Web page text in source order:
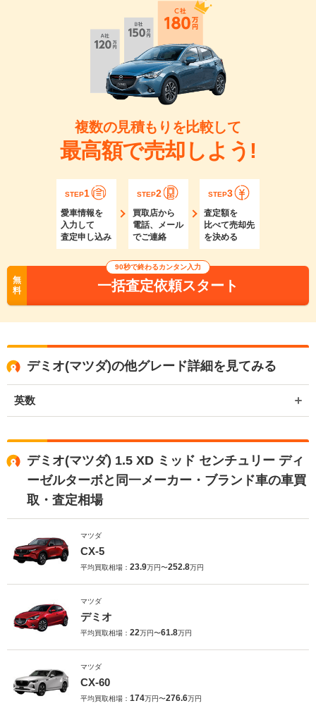
複数の見積もりを比較して
最高額で売却しよう!
STEP1
愛車情報を
入力して
査定申し込み
STEP2
買取店から
電話、メール
でご連絡
STEP3
査定額を
比べて売却先
を決める
無
料
90秒で終わるカンタン入力
一括査定依頼スタート
デミオ(マツダ)の他グレード詳細を見てみる
英数
デミオ(マツダ) 1.5 XD ミッド センチュリー ディ
ーゼルターボと同一メーカー・ブランド車の車買
取・査定相場
マツダ
CX-5
平均買取相場： 23.9万円〜252.8万円
マツダ
デミオ
平均買取相場： 22万円〜61.8万円
マツダ
CX-60
平均買取相場： 174万円〜276.6万円